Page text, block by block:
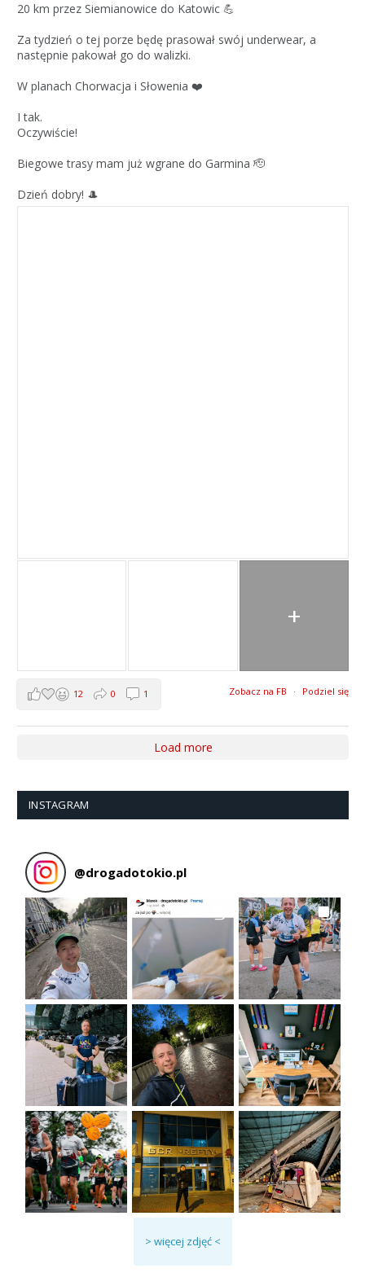
20 km przez Siemianowice do Katowic 💪
Za tydzień o tej porze będę prasował swój underwear, a
następnie pakował go do walizki.
W planach Chorwacja i Słowenia ❤️
I tak.
Oczywiście!
Biegowe trasy mam już wgrane do Garmina 🫡
Dzień dobry! 🎩
+
Zobacz na FB · Podziel się
12 0 1
Load more
INSTAGRAM
@drogadotokio.pl
> więcej zdjęć <